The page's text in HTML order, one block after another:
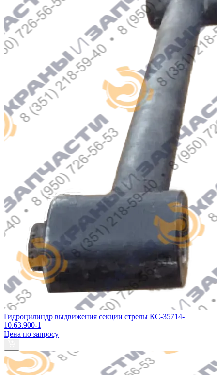
Гидроцилиндр выдвижения секции стрелы КС-35714-
10.63.900-1
Цена по запросу